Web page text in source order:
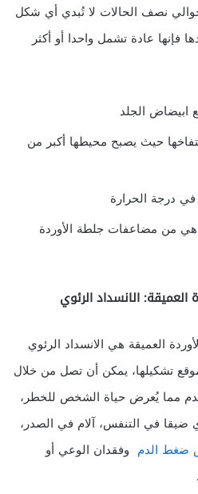
نصف الحالات لا تُبدي أي شكل
عادة تشمل واحدا أو أكثر
ابيضاض الجلد
حيث يصبح محيطها أكبر من
درجة الحرارة
هي من مضاعفات جلطة الأوردة
العميقة: الانسداد الرئوي
العميقة هي الانسداد الرئوي
تشكيلها، يمكن أن تصل من خلال
الدم مما يُعرض حياة الشخص للخطر،
ضيقا في التنفس، آلام في الصدر،
ضغط الدم وفقدان الوعي أو